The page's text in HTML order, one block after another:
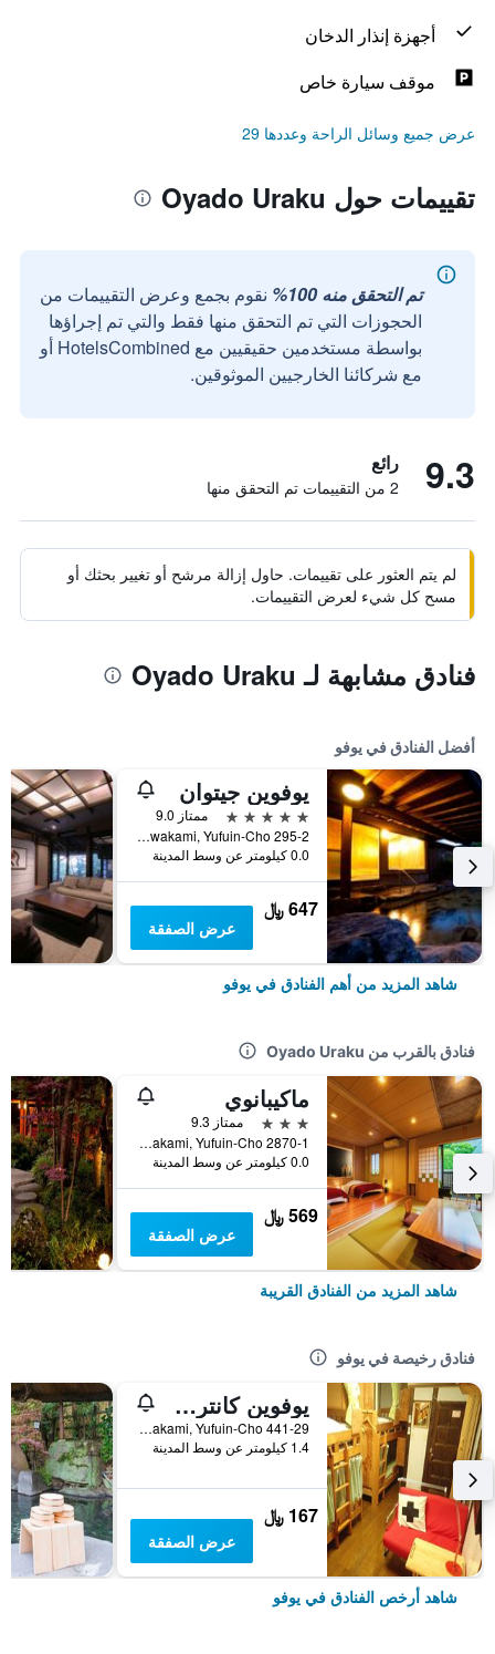
أجهزة إنذار الدخان
موقف سيارة خاص
عرض جميع وسائل الراحة وعددها 29
تقييمات حول Oyado Uraku
تم التحقق منه 100%
نقوم بجمع وعرض التقييمات من
الحجوزات التي تم التحقق منها فقط والتي تم إجراؤها
بواسطة مستخدمين حقيقيين مع HotelsCombined أو
مع شركائنا الخارجيين الموثوقين.
9.3 رائع
2 من التقييمات تم التحقق منها
لم يتم العثور على تقييمات. حاول إزالة مرشح أو تغيير بحثك أو
مسح كل شيء لعرض التقييمات.
فنادق مشابهة لـ Oyado Uraku
أفضل الفنادق في يوفو
يوفوين جيتوان
5 نجوم
ممتاز 9.0
295-2 Kawakami, Yufuin-Cho, يوفو, اليابان
0.0 كيلومتر عن وسط المدينة
647 ﷼
عرض الصفقة
شاهد المزيد من أهم الفنادق في يوفو
فنادق بالقرب من Oyado Uraku
ماكيبانوي
3 نجوم
ممتاز 9.3
2870-1 Kawakami, Yufuin-Cho, يوفو, اليابان
0.0 كيلومتر عن وسط المدينة
569 ﷼
عرض الصفقة
شاهد المزيد من الفنادق القريبة
فنادق رخيصة في يوفو
يوفوين كانتري رود يوث هوستل
441-29 Kawakami, Yufuin-Cho, يوفو, اليابان
1.4 كيلومتر عن وسط المدينة
167 ﷼
عرض الصفقة
شاهد أرخص الفنادق في يوفو